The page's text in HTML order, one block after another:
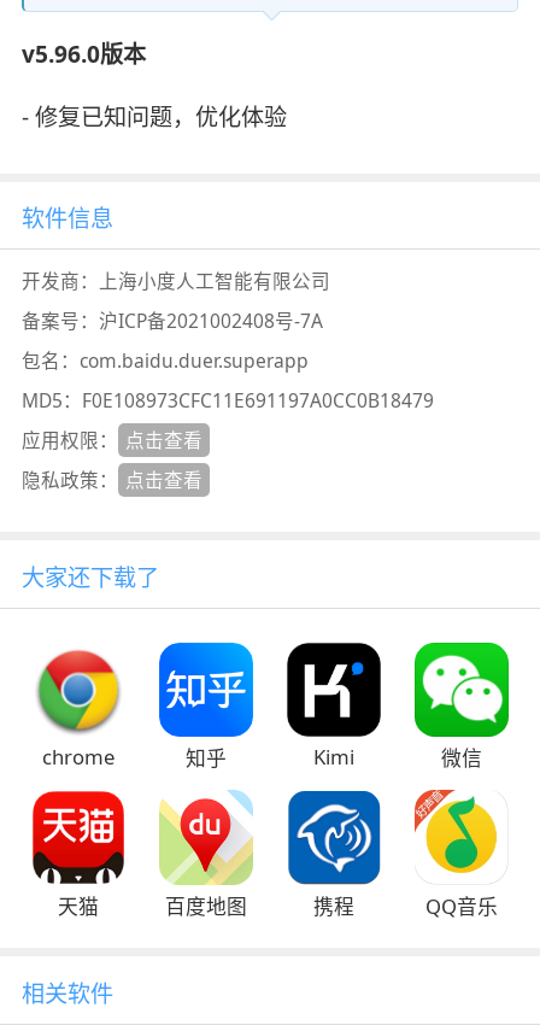
v5.96.0版本
- 修复已知问题，优化体验
软件信息
开发商： 上海小度人工智能有限公司
备案号： 沪ICP备2021002408号-7A
包名： com.baidu.duer.superapp
MD5： F0E108973CFC11E691197A0CC0B18479
应用权限：
点击查看
隐私政策：
点击查看
大家还下载了
chrome 知乎 Kimi 微信
天猫 百度地图 携程 QQ音乐
相关软件